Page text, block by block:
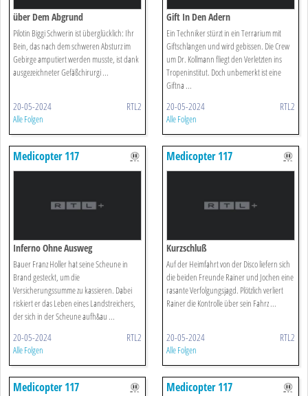
über Dem Abgrund
Pilotin Biggi Schwerin ist überglücklich: Ihr
Bein, das nach dem schweren Absturz im
Gebirge amputiert werden musste, ist dank
ausgezeichneter Gefäßchirurgi ...
20-05-2024 RTL2
Alle Folgen
Gift In Den Adern
Ein Techniker stürzt in ein Terrarium mit
Giftschlangen und wird gebissen. Die Crew
um Dr. Kollmann fliegt den Verletzten ins
Tropeninstitut. Doch unbemerkt ist eine
Giftna ...
20-05-2024 RTL2
Alle Folgen
Medicopter 117
Inferno Ohne Ausweg
Bauer Franz Holler hat seine Scheune in
Brand gesteckt, um die
Versicherungssumme zu kassieren. Dabei
riskiert er das Leben eines Landstreichers,
der sich in der Scheune aufh&au ...
20-05-2024 RTL2
Alle Folgen
Medicopter 117
Kurzschluß
Auf der Heimfahrt von der Disco liefern sich
die beiden Freunde Rainer und Jochen eine
rasante Verfolgungsjagd. Plötzlich verliert
Rainer die Kontrolle über sein Fahrz ...
20-05-2024 RTL2
Alle Folgen
Medicopter 117 Medicopter 117